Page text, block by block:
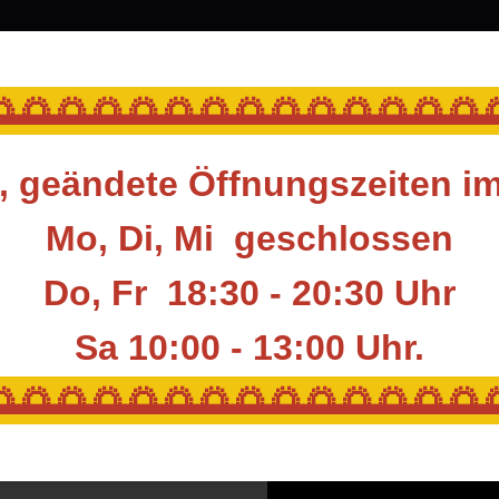
geändete Öffnungszeiten
Mo, Di, Mi geschlossen
Do, Fr 18:30 - 20:30 Uhr
Sa 10:00 - 13:00 Uhr.
BOHNING
Artikelnummer:BOH-VIS-SP
HAN: 802005bk
Hersteller: Bohning